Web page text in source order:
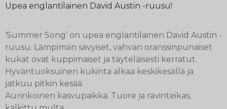
Upea englantilainen David Austin -ruusu!
‘Summer Song’ on upea englantilainen David Austin -
ruusu. Lämpimän sävyiset, vahvan oranssinpunaiset
kukat ovat kuppimaiset ja täyteläisesti kerratut.
Hyväntuoksuinen kukinta alkaa keskikesällä ja
jatkuu pitkin kesää.
Aurinkoinen kasvupaikka. Tuore ja ravinteikas,